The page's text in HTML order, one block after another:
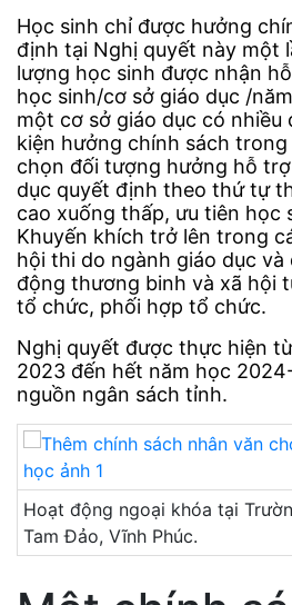
Học sinh chỉ được hưởng
định tại Nghị quyết này một
lượng học sinh được nhận
học sinh/cơ sở giáo dục /
một cơ sở giáo dục có nhiều
kiện hưởng chính sách
chọn đối tượng hưởng hỗ
dục quyết định theo thứ tự
cao xuống thấp, ưu tiên học
Khuyến khích trở lên trong
hội thi do ngành giáo dục và
động thương binh và xã hội
tổ chức, phối hợp tổ chức.
Nghị quyết được thực hiện
2023 đến hết năm học
nguồn ngân sách tỉnh.
Hoạt động ngoại khóa tại
Tam Đảo, Vĩnh Phúc.